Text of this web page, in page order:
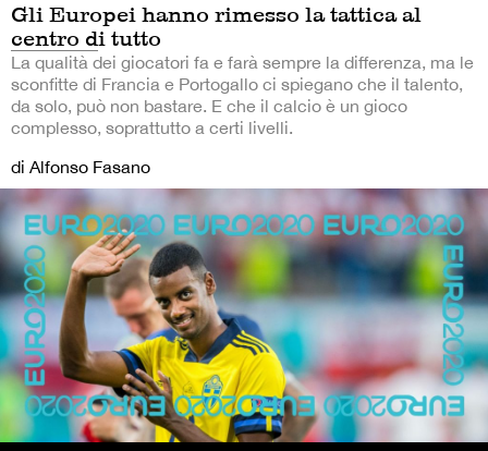
Gli Europei hanno rimesso la tattica al
centro di tutto
La qualità dei giocatori fa e farà sempre la differenza, ma le
sconfitte di Francia e Portogallo ci spiegano che il talento,
da solo, può non bastare. E che il calcio è un gioco
complesso, soprattutto a certi livelli.
di Alfonso Fasano